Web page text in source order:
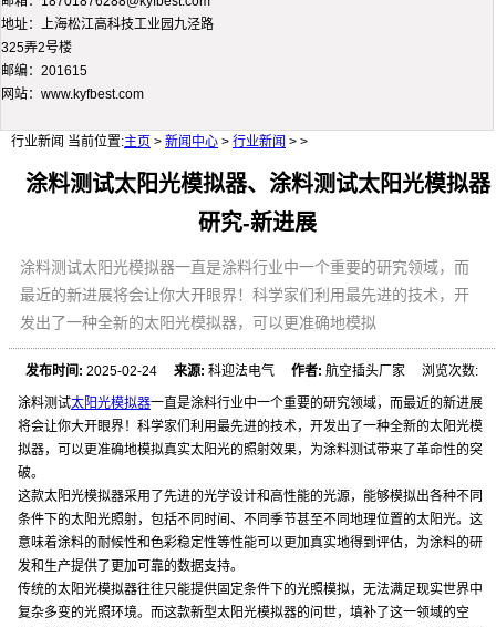
地址：上海松江高科技工业园九泾路
325弄2号楼
邮编：201615
网站：www.kyfbest.com
行业新闻 当前位置:主页 > 新闻中心 > 行业新闻 > >
涂料测试太阳光模拟器、涂料测试太阳光模拟器
研究-新进展
涂料测试太阳光模拟器一直是涂料行业中一个重要的研究领域，而
最近的新进展将会让你大开眼界！科学家们利用最先进的技术，开
发出了一种全新的太阳光模拟器，可以更准确地模拟
发布时间: 2025-02-24来源: 科迎法电气作者: 航空插头厂家 浏览次数:
涂料测试太阳光模拟器一直是涂料行业中一个重要的研究领域，而最近的新进展
将会让你大开眼界！科学家们利用最先进的技术，开发出了一种全新的太阳光模
拟器，可以更准确地模拟真实太阳光的照射效果，为涂料测试带来了革命性的突
破。
这款太阳光模拟器采用了先进的光学设计和高性能的光源，能够模拟出各种不同
条件下的太阳光照射，包括不同时间、不同季节甚至不同地理位置的太阳光。这
意味着涂料的耐候性和色彩稳定性等性能可以更加真实地得到评估，为涂料的研
发和生产提供了更加可靠的数据支持。
传统的太阳光模拟器往往只能提供固定条件下的光照模拟，无法满足现实世界中
复杂多变的光照环境。而这款新型太阳光模拟器的问世，填补了这一领域的空